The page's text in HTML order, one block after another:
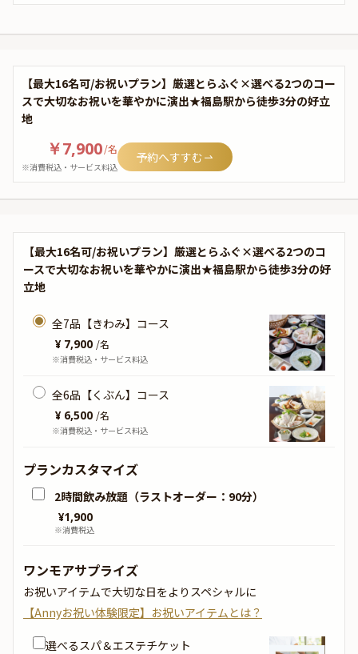
【最大16名可/お祝いプラン】厳選とらふぐ×選べる2つのコー
スで大切なお祝いを華やかに演出★福島駅から徒歩3分の好立
地
￥7,900/名
※消費税込・サービス料込
予約へすすむ
【最大16名可/お祝いプラン】厳選とらふぐ×選べる2つのコ
ースで大切なお祝いを華やかに演出★福島駅から徒歩3分の好
立地
全7品【きわみ】コース
¥ 7,900 /名
※消費税込・サービス料込
全6品【くぶん】コース
¥ 6,500 /名
※消費税込・サービス料込
プランカスタマイズ
2時間飲み放題（ラストオーダー：90分）
¥1,900
※消費税込
ワンモアサプライズ
お祝いアイテムで大切な日をよりスペシャルに
【Annyお祝い体験限定】お祝いアイテムとは？
選べるスパ＆エステチケット